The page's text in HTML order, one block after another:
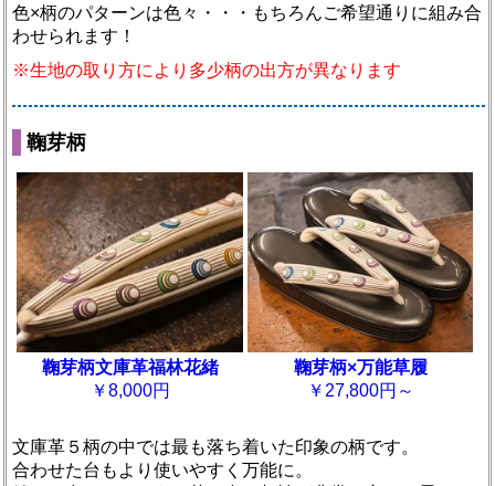
色×柄のパターンは色々・・・もちろんご希望通りに組み合
わせられます！
※生地の取り方により多少柄の出方が異なります
鞠芽柄
鞠芽柄文庫革福林花緒
￥8,000円
鞠芽柄×万能草履
￥27,800円～
文庫革５柄の中では最も落ち着いた印象の柄です。
合わせた台もより使いやすく万能に。